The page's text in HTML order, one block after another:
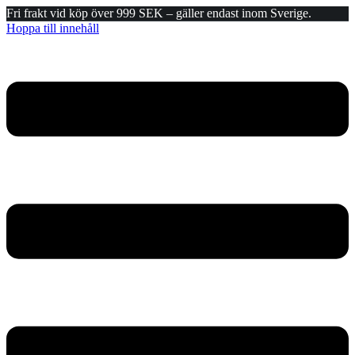
Fri frakt vid köp över 999 SEK – gäller endast inom Sverige.
Hoppa till innehåll